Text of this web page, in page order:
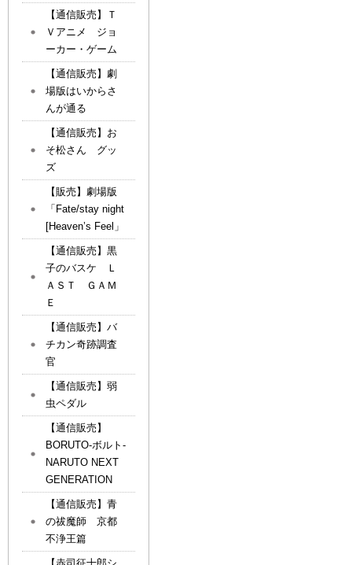
【通信販売】Ｔ
Ｖアニメ ジョ
ーカー・ゲーム
【通信販売】劇
場版はいからさ
んが通る
【通信販売】お
そ松さん グッ
ズ
【販売】劇場版
「Fate/stay night
[Heaven’s Feel」
【通信販売】黒
子のバスケ Ｌ
ＡＳＴ ＧＡＭ
Ｅ
【通信販売】バ
チカン奇跡調査
官
【通信販売】弱
虫ペダル
【通信販売】
BORUTO-ボルト-
NARUTO NEXT
GENERATION
【通信販売】青
の祓魔師 京都
不浄王篇